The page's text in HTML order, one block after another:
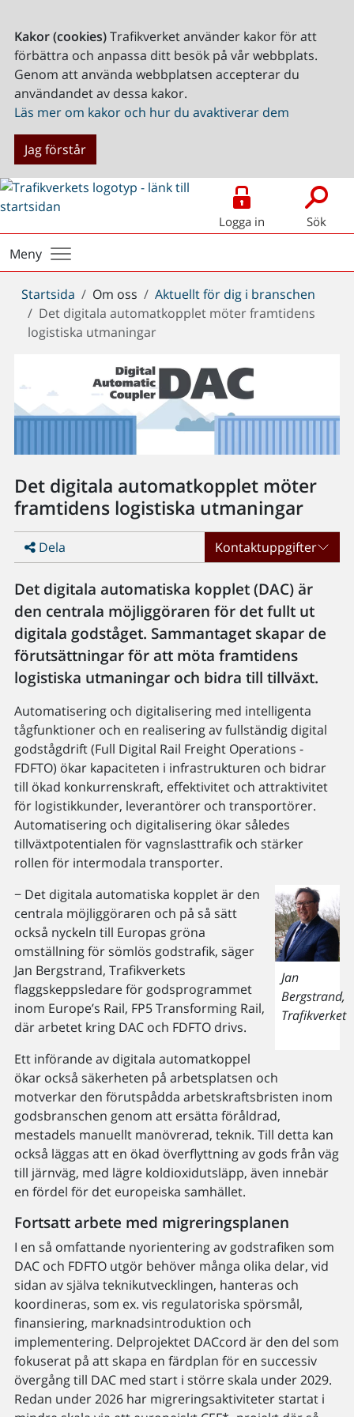
Kakor (cookies)Trafikverket använder kakor för att
förbättra och anpassa ditt besök på vår webbplats.
Genom att använda webbplatsen accepterar du
användandet av dessa kakor.
Läs mer om kakor och hur du avaktiverar dem
Jag förstår
Logga in Sök
Meny
Du
är
här:
Startsida Om oss
Aktuellt för dig i branschen
Det digitala automatkopplet möter framtidens
logistiska utmaningar
Det digitala automatkopplet möter
framtidens logistiska utmaningar
Dela Kontaktuppgifter
Det digitala automatiska kopplet (DAC) är
den centrala möjliggöraren för det fullt ut
digitala godståget. Sammantaget skapar de
förutsättningar för att möta framtidens
logistiska utmaningar och bidra till tillväxt.
Automatisering och digitalisering med intelligenta
tågfunktioner och en realisering av fullständig digital
godstågdrift (Full Digital Rail Freight Operations -
FDFTO) ökar kapaciteten i infrastrukturen och bidrar
till ökad konkurrenskraft, effektivitet och attraktivitet
för logistikkunder, leverantörer och transportörer.
Automatisering och digitalisering ökar således
tillväxtpotentialen för vagnslasttrafik och stärker
rollen för intermodala transporter.
Jan
Bergstrand,
Trafikverket
− Det digitala automatiska kopplet är den
centrala möjliggöraren och på så sätt
också nyckeln till Europas gröna
omställning för sömlös godstrafik, säger
Jan Bergstrand, Trafikverkets
flaggskeppsledare för godsprogrammet
inom Europe’s Rail, FP5 Transforming Rail,
där arbetet kring DAC och FDFTO drivs.
Ett införande av digitala automatkoppel
ökar också säkerheten på arbetsplatsen och
motverkar den förutspådda arbetskraftsbristen inom
godsbranschen genom att ersätta föråldrad,
mestadels manuellt manövrerad, teknik. Till detta kan
också läggas att en ökad överflyttning av gods från väg
till järnväg, med lägre koldioxidutsläpp, även innebär
en fördel för det europeiska samhället.
Fortsatt arbete med migreringsplanen
I en så omfattande nyorientering av godstrafiken som
DAC och FDFTO utgör behöver många olika delar, vid
sidan av själva teknikutvecklingen, hanteras och
koordineras, som ex. vis regulatoriska spörsmål,
finansiering, marknadsintroduktion och
implementering. Delprojektet DACcord är den del som
fokuserat på att skapa en färdplan för en successiv
övergång till DAC med start i större skala under 2029.
Redan under 2026 har migreringsaktiviteter startat i